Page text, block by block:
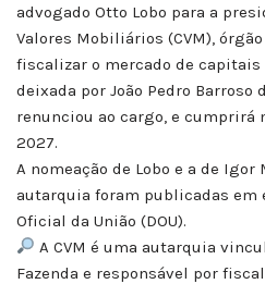
advogado Otto Lobo para a
Valores Mobiliários (CVM),
fiscalizar o mercado de capitais
deixada por João Pedro Barroso
renunciou ao cargo, e cumprirá
2027.
A nomeação de Lobo e a de
autarquia foram publicadas em
Oficial da União (DOU).
A CVM é uma autarquia
Fazenda e responsável por